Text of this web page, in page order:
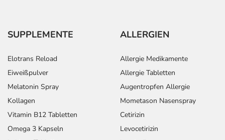
SUPPLEMENTE
Elotrans Reload
Eiweißpulver
Melatonin Spray
Kollagen
Vitamin B12 Tabletten
Omega 3 Kapseln
ALLERGIEN
Allergie Medikamente
Allergie Tabletten
Augentropfen Allergie
Mometason Nasenspray
Cetirizin
Levocetirizin